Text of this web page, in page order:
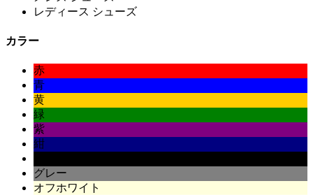
レディース シューズ
カラー
赤
青
黄
緑
紫
紺
グレー
オフホワイト